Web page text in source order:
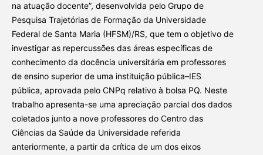
na atuação docente”, desenvolvida pelo Grupo de
Pesquisa Trajetórias de Formação da Universidade
Federal de Santa Maria (HFSM)/RS, que tem o objetivo de
investigar as repercussões das áreas específicas de
conhecimento da docência universitária em professores
de ensino superior de uma instituição pública–IES
pública, aprovada pelo CNPq relativo à bolsa PQ. Neste
trabalho apresenta-se uma apreciação parcial dos dados
coletados junto a nove professores do Centro das
Ciências da Saúde da Universidade referida
anteriormente, a partir da crítica de um dos eixos